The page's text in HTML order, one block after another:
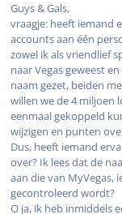
Guys & Gals,
vraagje: heeft iemand
accounts aan één
zowel ik als vriendlief
naar Vegas geweest
naam gezet, beiden
willen we de 4 miljoen
eenmaal gekoppeld
wijzigen en punten
Dus, heeft iemand
over? Ik lees dat de
aan die van MyVegas,
gecontroleerd wordt?
O ja, ik heb inmiddels